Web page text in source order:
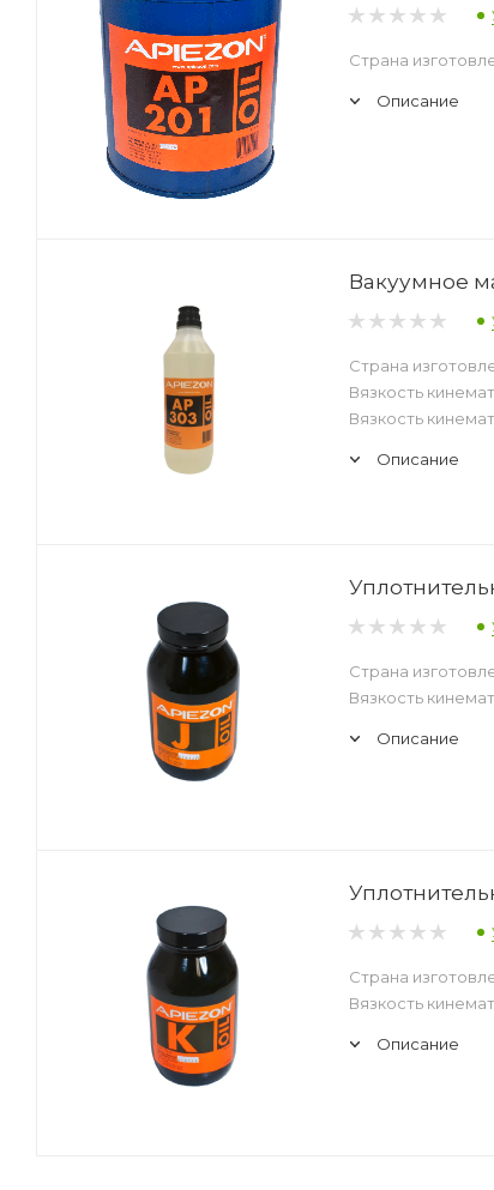
Страна
Описание
Вакуумное
Страна
Вязкость
Вязкость
Описание
Страна
Вязкость
Описание
Страна
Вязкость
Описание